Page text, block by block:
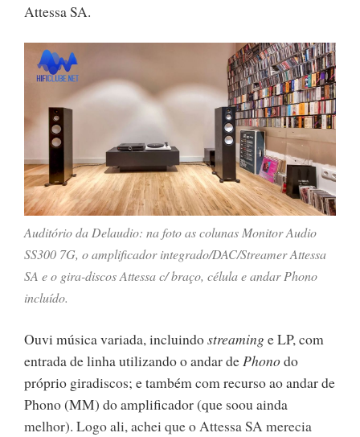
Attessa SA.
Auditório da Delaudio: na foto as colunas Monitor Audio
SS300 7G, o amplificador integrado/DAC/Streamer Attessa
SA e o gira-discos Attessa c/ braço, célula e andar Phono
incluído.
Ouvi música variada, incluindostreaminge LP, com
entrada de linha utilizando o andar dePhonodo
próprio giradiscos; e também com recurso ao andar de
Phono (MM) do amplificador (que soou ainda
melhor). Logo ali, achei que o Attessa SA merecia